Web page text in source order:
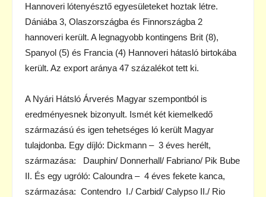
Hannoveri lótenyésztő egyesületeket hoztak létre.
Dániába 3, Olaszországba és Finnországba 2
hannoveri került. A legnagyobb kontingens Brit (8),
Spanyol (5) és Francia (4) Hannoveri hátasló birtokába
került. Az export aránya 47 százalékot tett ki.
A Nyári Hátsló Árverés Magyar szempontból is
eredményesnek bizonyult. Ismét két kiemelkedő
származású és igen tehetséges ló került Magyar
tulajdonba. Egy díjló: Dickmann – 3 éves herélt,
származása: Dauphin/ Donnerhall/ Fabriano/ Pik Bube
II. És egy ugróló: Caloundra – 4 éves fekete kanca,
származása: Contendro I./ Carbid/ Calypso II./ Rio